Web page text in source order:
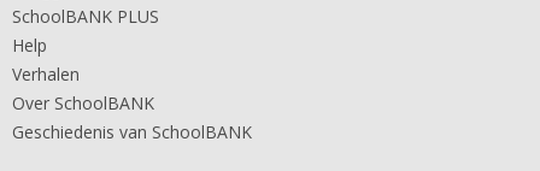
SchoolBANK PLUS
Help
Verhalen
Over SchoolBANK
Geschiedenis van SchoolBANK